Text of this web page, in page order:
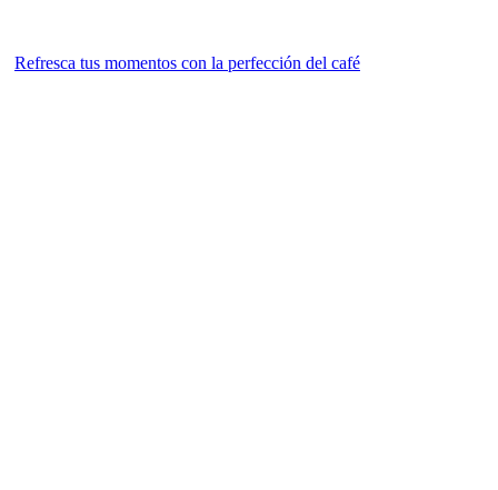
Refresca tus momentos con la perfección del café